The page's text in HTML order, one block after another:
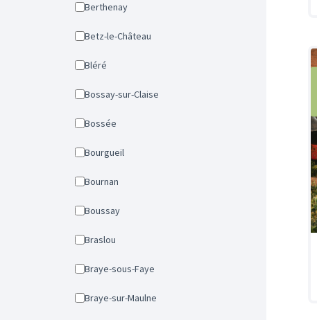
Berthenay
Betz-le-Château
Bléré
Bossay-sur-Claise
Bossée
Bourgueil
Bournan
Boussay
Braslou
Braye-sous-Faye
Braye-sur-Maulne